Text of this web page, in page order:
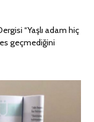
“Yaşlı adam hiç
geçmediğini